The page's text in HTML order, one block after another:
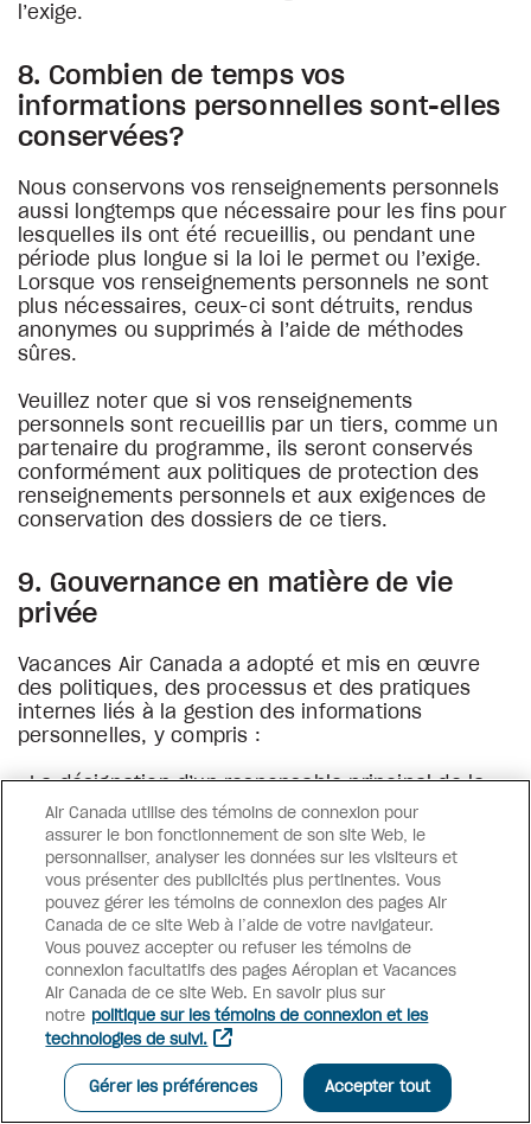
l’exige.
8. Combien de temps vos
informations personnelles sont-elles
conservées?
Nous conservons vos renseignements personnels
aussi longtemps que nécessaire pour les fins pour
lesquelles ils ont été recueillis, ou pendant une
période plus longue si la loi le permet ou l’exige.
Lorsque vos renseignements personnels ne sont
plus nécessaires, ceux-ci sont détruits, rendus
anonymes ou supprimés à l’aide de méthodes
sûres.
Veuillez noter que si vos renseignements
personnels sont recueillis par un tiers, comme un
partenaire du programme, ils seront conservés
conformément aux politiques de protection des
renseignements personnels et aux exigences de
conservation des dossiers de ce tiers.
9. Gouvernance en matière de vie
privée
Vacances Air Canada a adopté et mis en œuvre
des politiques, des processus et des pratiques
internes liés à la gestion des informations
personnelles, y compris :
La désignation d’un responsable principal de la
protection de la vie privée chargé de superviser
et de contrôler le respect de la présente politique
et des lois relatives à la protection de la vie
privée (voir la section 11 « Comment pouvez-vous
poser des questions ou faire part de vos
préoccupations en matière de protection de la
vie privée? ») ;
Des procédures pour répondre aux demandes de
renseignements et aux plaintes, y compris une
procédure pour traiter les demandes des
(voir la section 10 « Comment pouvez-vous
exercer vos droits en matière d’informations
Air Canada utilise des témoins de connexion pour
assurer le bon fonctionnement de son site Web, le
personnaliser, analyser les données sur les visiteurs et
vous présenter des publicités plus pertinentes. Vous
pouvez gérer les témoins de connexion des pages Air
Canada de ce site Web à l’aide de votre navigateur.
Vous pouvez accepter ou refuser les témoins de
connexion facultatifs des pages Aéroplan et Vacances
Air Canada de ce site Web. En savoir plus sur
notre politique sur les témoins de connexion et les
technologies de suivi.
Gérer les préférences Accepter tout